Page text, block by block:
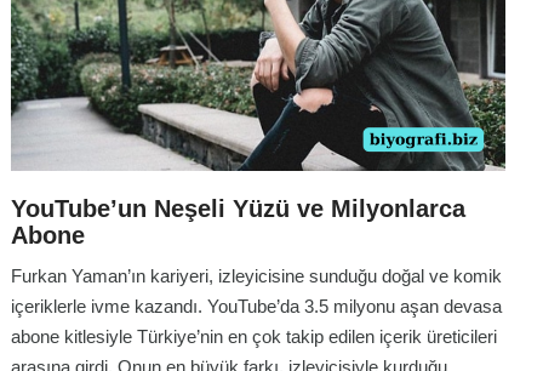
YouTube’un Neşeli Yüzü ve Milyonlarca
Abone
Furkan Yaman’ın kariyeri, izleyicisine sunduğu doğal ve komik
içeriklerle ivme kazandı. YouTube’da 3.5 milyonu aşan devasa
abone kitlesiyle Türkiye’nin en çok takip edilen içerik üreticileri
arasına girdi. Onun en büyük farkı, izleyicisiyle kurduğu